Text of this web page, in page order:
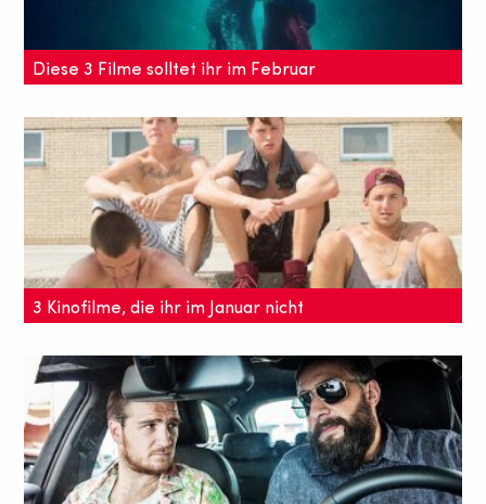
Diese 3 Filme solltet ihr im Februar
Februar ist Kino-Monat – von der Berlinale zu den
Oscars. Hier unsere 3 Tipps für euch.
3 Kinofilme, die ihr im Januar nicht
Die Oscars rücken näher, was heißt: Es kommen
viele langerwartetet Hochkaräter ins Kino. Das sind
unsere Kinotipps im Januar!